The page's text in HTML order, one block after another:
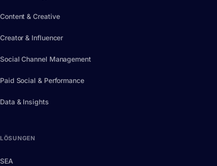
Content & Creative
Creator & Influencer
Social Channel Management
Paid Social & Performance
Data & Insights
LÖSUNGEN
SEA